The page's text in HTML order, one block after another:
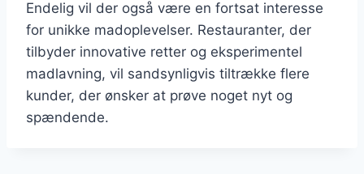
Endelig vil der også være en fortsat interesse
for unikke madoplevelser. Restauranter, der
tilbyder innovative retter og eksperimentel
madlavning, vil sandsynligvis tiltrække flere
kunder, der ønsker at prøve noget nyt og
spændende.